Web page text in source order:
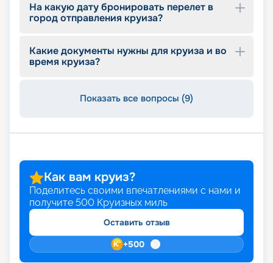
На какую дату бронировать перелет в
город отправления круиза?
Какие документы нужны для круиза и во
время круиза?
Показать все вопросы (9)
Как вам круиз?
Поделитесь своими впечатлениями с нами и
получите 500 Круизных миль
Оставить отзыв
+500